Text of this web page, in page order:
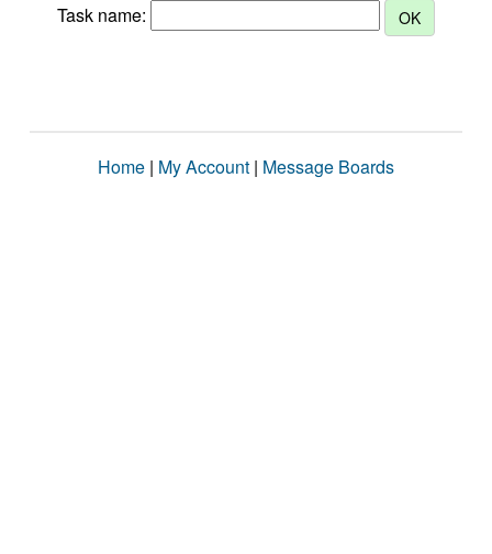
Task name:
Home | My Account | Message Boards